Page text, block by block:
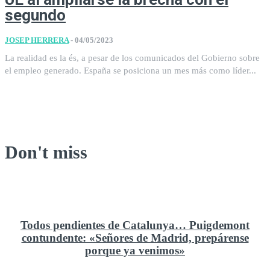
segundo
JOSEP HERRERA - 04/05/2023
La realidad es la és, a pesar de los comunicados del Gobierno sobre
el empleo generado. España se posiciona un mes más como líder...
Don't miss
Todos pendientes de Catalunya… Puigdemont
contundente: «Señores de Madrid, prepárense
porque ya venimos»